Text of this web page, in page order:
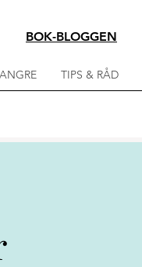
BOK-BLOGGEN
TIPS & RÅD